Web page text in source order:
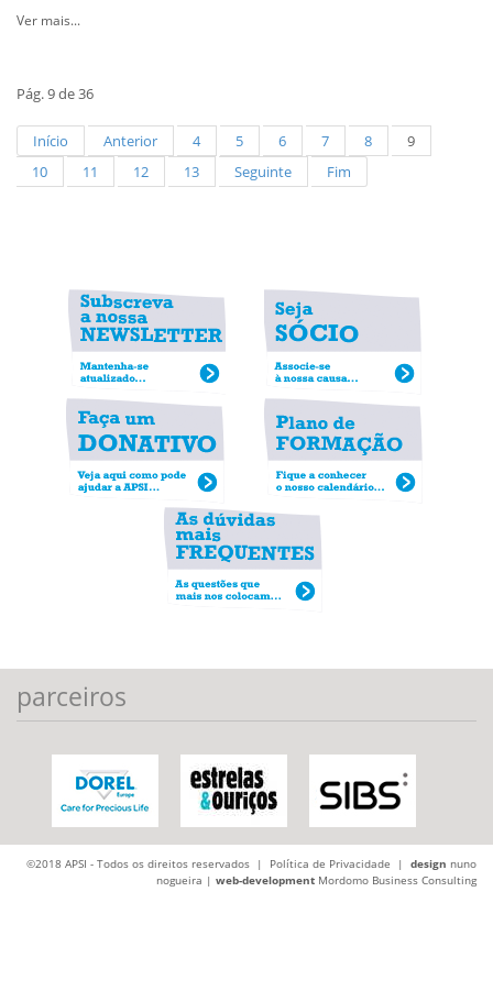
Ver mais...
Pág. 9 de 36
Início Anterior 4 5 6 7 8
9
10
11 12 13 Seguinte Fim
parceiros
©2018 APSI - Todos os direitos reservados | Política de Privacidade | design nuno
nogueira | web-development Mordomo Business Consulting